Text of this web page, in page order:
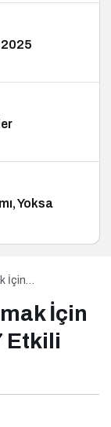
Yoksa
İçin
İçin
Etkili